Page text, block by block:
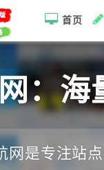
首页
：海
网是专注站